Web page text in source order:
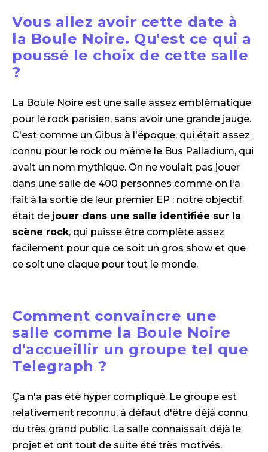
Vous allez avoir cette date à
la Boule Noire. Qu'est ce qui a
poussé le choix de cette salle
?
La Boule Noire est une salle assez emblématique
pour le rock parisien, sans avoir une grande jauge.
C'est comme un Gibus à l'époque, qui était assez
connu pour le rock ou même le Bus Palladium, qui
avait un nom mythique. On ne voulait pas jouer
dans une salle de 400 personnes comme on l'a
fait à la sortie de leur premier EP : notre objectif
était de jouer dans une salle identifiée sur la
scène rock, qui puisse être complète assez
facilement pour que ce soit un gros show et que
ce soit une claque pour tout le monde.
Comment convaincre une
salle comme la Boule Noire
d'accueillir un groupe tel que
Telegraph ?
Ça n'a pas été hyper compliqué. Le groupe est
relativement reconnu, à défaut d'être déjà connu
du très grand public. La salle connaissait déjà le
projet et ont tout de suite été très motivés,